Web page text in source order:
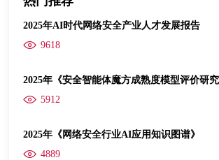
2025年AI时代网络安全产业人才发展报告
9618
2025年《安全智能体魔方成熟度模型评价研究
5912
2025年《网络安全行业AI应用知识图谱》
4889